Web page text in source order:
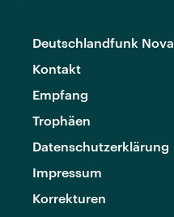
Deutschlandfunk Nova
Kontakt
Empfang
Trophäen
Datenschutzerklärung
Impressum
Korrekturen